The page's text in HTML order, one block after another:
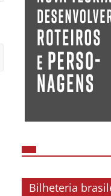
Bilheteria